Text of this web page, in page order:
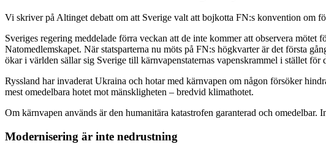
Vi skriver på Altinget debatt om att Sverige valt att bojkotta FN:s konvention om
Sveriges regering meddelade förra veckan att de inte kommer att observera
Natomedlemskapet. När statsparterna nu möts på FN:s högkvarter är det första
ökar i världen sällar sig Sverige till kärnvapenstaternas vapenskrammel i stället
Ryssland har invaderat Ukraina och hotar med kärnvapen om någon försöker
mest omedelbara hotet mot mänskligheten – bredvid klimathotet.
Om kärnvapen används är den humanitära katastrofen garanterad och
Modernisering är inte nedrustning